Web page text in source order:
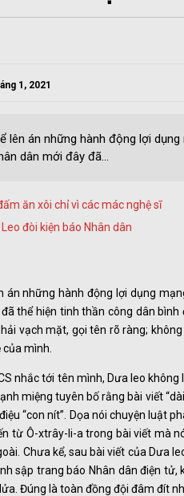
1, 2021
lên án những hành động lợi
dân mới đây đã...
ăn xôi chỉ vì các mác nghệ sĩ
đòi kiện báo Nhân dân
án những hành động lợi dụng
thể hiện tinh thần công dân
vạch mặt, gọi tên rõ ràng;
mình.
nhắc tới tên mình, Dưa leo
miệng tuyên bố rằng bài viết
“con nít”. Dọa nói chuyện luật
từ Ô-xtrây-li-a trong bài viết mà
Chưa kể, sau bài viết của Dưa
sập trang báo Nhân dân điện
Đúng là toàn đồng đội đâm đít